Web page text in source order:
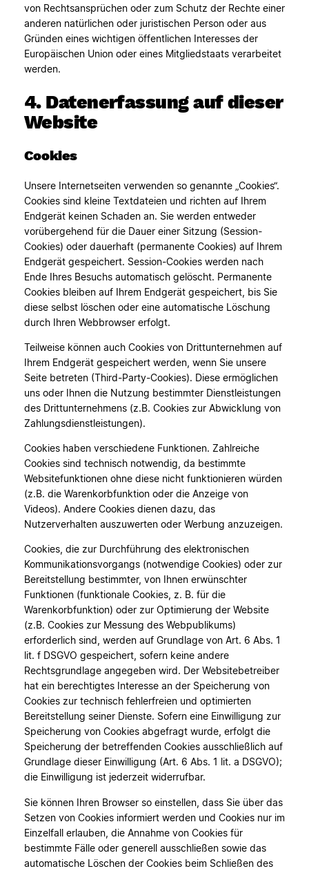
von Rechtsansprüchen oder zum Schutz der Rechte einer
anderen natürlichen oder juristischen Person oder aus
Gründen eines wichtigen öffentlichen Interesses der
Europäischen Union oder eines Mitgliedstaats verarbeitet
werden.
4. Datenerfassung auf dieser
Website
Cookies
Unsere Internetseiten verwenden so genannte „Cookies“.
Cookies sind kleine Textdateien und richten auf Ihrem
Endgerät keinen Schaden an. Sie werden entweder
vorübergehend für die Dauer einer Sitzung (Session-
Cookies) oder dauerhaft (permanente Cookies) auf Ihrem
Endgerät gespeichert. Session-Cookies werden nach
Ende Ihres Besuchs automatisch gelöscht. Permanente
Cookies bleiben auf Ihrem Endgerät gespeichert, bis Sie
diese selbst löschen oder eine automatische Löschung
durch Ihren Webbrowser erfolgt.
Teilweise können auch Cookies von Drittunternehmen auf
Ihrem Endgerät gespeichert werden, wenn Sie unsere
Seite betreten (Third-Party-Cookies). Diese ermöglichen
uns oder Ihnen die Nutzung bestimmter Dienstleistungen
des Drittunternehmens (z.B. Cookies zur Abwicklung von
Zahlungsdienstleistungen).
Cookies haben verschiedene Funktionen. Zahlreiche
Cookies sind technisch notwendig, da bestimmte
Websitefunktionen ohne diese nicht funktionieren würden
(z.B. die Warenkorbfunktion oder die Anzeige von
Videos). Andere Cookies dienen dazu, das
Nutzerverhalten auszuwerten oder Werbung anzuzeigen.
Cookies, die zur Durchführung des elektronischen
Kommunikationsvorgangs (notwendige Cookies) oder zur
Bereitstellung bestimmter, von Ihnen erwünschter
Funktionen (funktionale Cookies, z. B. für die
Warenkorbfunktion) oder zur Optimierung der Website
(z.B. Cookies zur Messung des Webpublikums)
erforderlich sind, werden auf Grundlage von Art. 6 Abs. 1
lit. f DSGVO gespeichert, sofern keine andere
Rechtsgrundlage angegeben wird. Der Websitebetreiber
hat ein berechtigtes Interesse an der Speicherung von
Cookies zur technisch fehlerfreien und optimierten
Bereitstellung seiner Dienste. Sofern eine Einwilligung zur
Speicherung von Cookies abgefragt wurde, erfolgt die
Speicherung der betreffenden Cookies ausschließlich auf
Grundlage dieser Einwilligung (Art. 6 Abs. 1 lit. a DSGVO);
die Einwilligung ist jederzeit widerrufbar.
Sie können Ihren Browser so einstellen, dass Sie über das
Setzen von Cookies informiert werden und Cookies nur im
Einzelfall erlauben, die Annahme von Cookies für
bestimmte Fälle oder generell ausschließen sowie das
automatische Löschen der Cookies beim Schließen des